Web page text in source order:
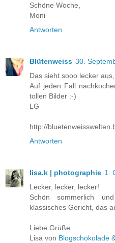
Schöne Woche,
Moni
Antworten
Blütenweiss 30.
Das sieht sooo lecker
Auf jeden Fall
tollen Bilder :-)
LG
http://
Antworten
lisa.k | photographie 1.
Lecker, lecker, lecker!
Schön sommerlich
klassisches Gericht, das
Liebe Grüße
Lisa von Blogschokolade